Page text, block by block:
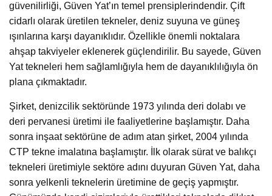
güvenilirliği, Güven Yat’ın temel prensiplerindendir. Çift
cidarlı olarak üretilen tekneler, deniz suyuna ve güneş
ışınlarına karşı dayanıklıdır. Özellikle önemli noktalara
ahşap takviyeler eklenerek güçlendirilir. Bu sayede, Güven
Yat tekneleri hem sağlamlığıyla hem de dayanıklılığıyla ön
plana çıkmaktadır.
Şirket, denizcilik sektöründe 1973 yılında deri dolabı ve
deri pervanesi üretimi ile faaliyetlerine başlamıştır. Daha
sonra inşaat sektörüne de adım atan şirket, 2004 yılında
CTP tekne imalatına başlamıştır. İlk olarak sürat ve balıkçı
tekneleri üretimiyle sektöre adını duyuran Güven Yat, daha
sonra yelkenli teknelerin üretimine de geçiş yapmıştır.